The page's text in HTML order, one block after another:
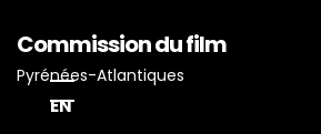
Commission du film
Pyrénées-Atlantiques
EN